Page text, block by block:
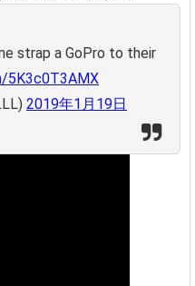
strap a GoPro to their
5K3c0T3AMX
2019年1月19日